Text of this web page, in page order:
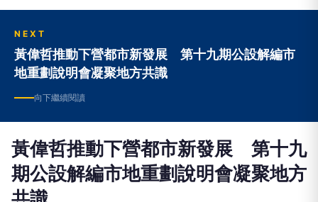
NEXT
黃偉哲推動下營都市新發展 第十九期公設解編市
地重劃說明會凝聚地方共識
向下繼續閱讀
黃偉哲推動下營都市新發展 第十九
期公設解編市地重劃說明會凝聚地方